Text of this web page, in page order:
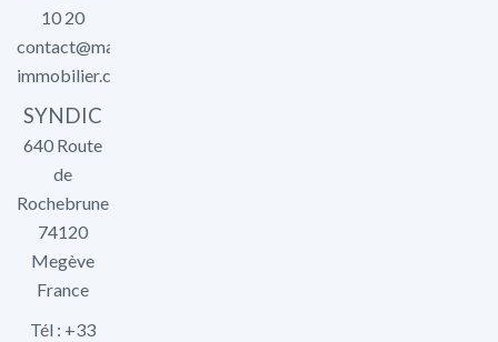
10 20
contact@marlier-
immobilier.com
SYNDIC
640 Route
de
Rochebrune
74120
Megève
France
Tél : +33